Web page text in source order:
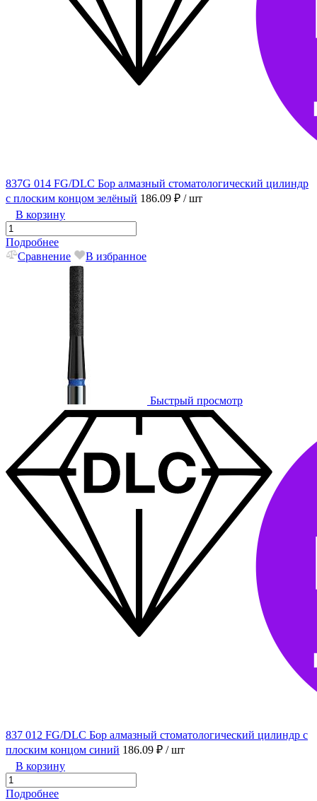
837G 014 FG/DLC Бор алмазный стоматологический цилиндр
с плоским концом зелёный 186.09 ₽ / шт
В корзину
Подробнее
Сравнение
В избранное
Быстрый просмотр
837 012 FG/DLC Бор алмазный стоматологический цилиндр с
плоским концом синий 186.09 ₽ / шт
В корзину
Подробнее